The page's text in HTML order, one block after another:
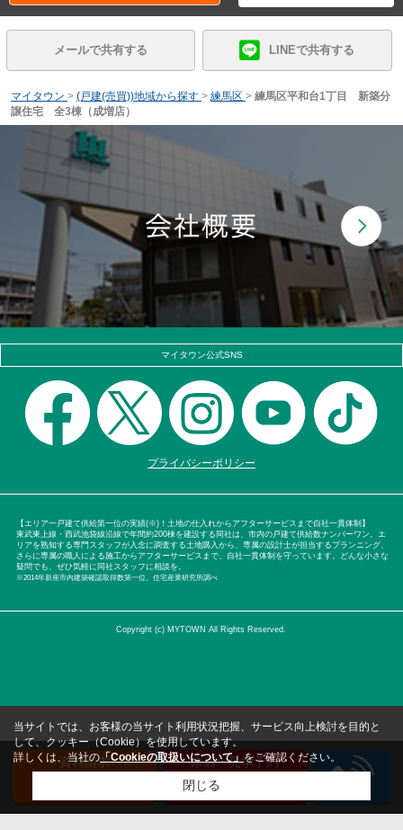
メールで共有する LINEで共有する
マイタウン > (戸建(売買))地域から探す > 練馬区 > 練馬区平和台1丁目 新築分
譲住宅 全3棟（成増店）
マイタウン公式SNS
プライバシーポリシー
【エリア一戸建て供給第一位の実績(※)！土地の仕入れからアフターサービスまで自社一貫体制】
東武東上線・西武池袋線沿線で年間約200棟を建設する同社は、市内の戸建て供給数ナンバーワン。エ
リアを熟知する専門スタッフが入念に調査する土地購入から、専属の設計士が担当するプランニング、
さらに専属の職人による施工からアフターサービスまで、自社一貫体制を守っています。どんな小さな
疑問でも、ぜひ気軽に同社スタッフに相談を。
※2014年新座市内建築確認取得数第一位。住宅産業研究所調べ
Copyright (c) MYTOWN All Rights Reserved.
資料請求
来店・見学予約
（無料）
当サイトでは、お客様の当サイト利用状況把握、サービス向上検討を目的と
して、クッキー（Cookie）を使用しています。
詳しくは、当社の「Cookieの取扱いについて」をご確認ください。
閉じる